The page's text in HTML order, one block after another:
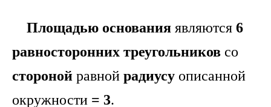
Площадью основания являются 6
равносторонних треугольников со
стороной равной радиусу описанной
окружности = 3.